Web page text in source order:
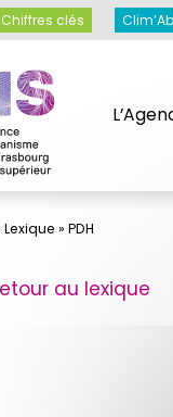
Chiffres clés
Lexique » PDH
au lexique
des cookies